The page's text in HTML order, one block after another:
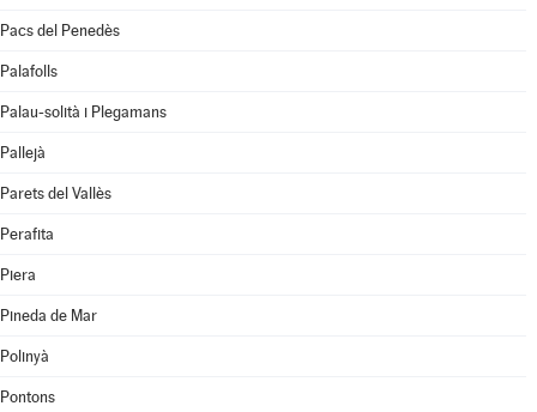
Pacs del Penedès
Palafolls
Palau-solità i Plegamans
Pallejà
Parets del Vallès
Perafita
Piera
Pineda de Mar
Polinyà
Pontons